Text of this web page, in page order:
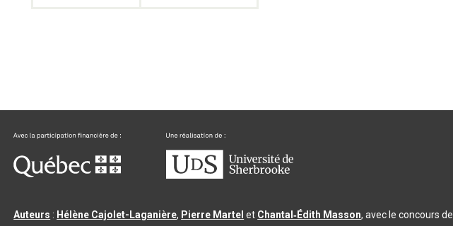
Auteurs : Hélène Cajolet-Laganière, Pierre Martel et Chantal‑Édith Masson, avec le concours de